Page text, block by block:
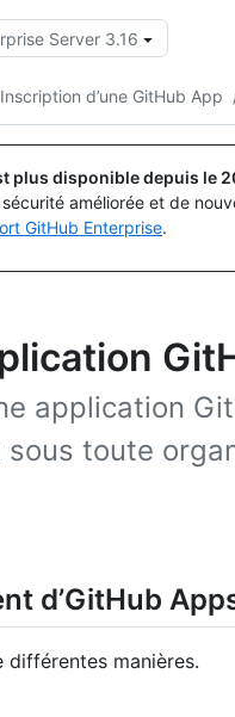
Server 3.16
Inscription d’une GitHub App
plus disponible depuis le
améliorée et de
GitHub Enterprise.
application
toute
d’GitHub
manières.